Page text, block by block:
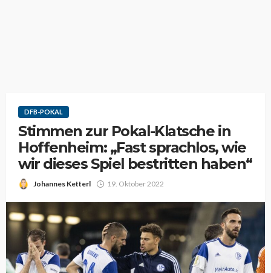
DFB-POKAL
Stimmen zur Pokal-Klatsche in
Hoffenheim: „Fast sprachlos, wie
wir dieses Spiel bestritten haben“
Johannes Ketterl 19. Oktober 2022